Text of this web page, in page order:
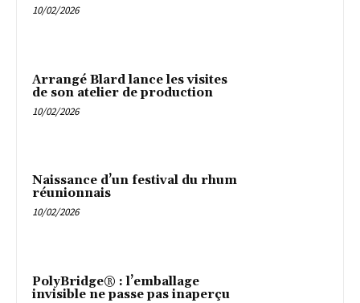
10/02/2026
Arrangé Blard lance les visites
de son atelier de production
10/02/2026
Naissance d’un festival du rhum
réunionnais
10/02/2026
PolyBridge® : l’emballage
invisible ne passe pas inaperçu